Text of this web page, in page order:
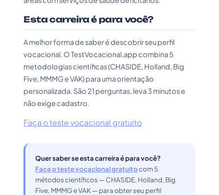
Esta carreira é para você?
A melhor forma de saber é descobrir seu perfil
vocacional. O TestVocacional.app combina 5
metodologias científicas (CHASIDE, Holland, Big
Five, MMMG e VAK) para uma orientação
personalizada. São 21 perguntas, leva 3 minutos e
não exige cadastro.
Faça o teste vocacional gratuito
Quer saber se esta carreira é para você?
Faça o teste vocacional gratuitocom 5
métodos científicos — CHASIDE, Holland, Big
Five, MMMG e VAK — para obter seu perfil